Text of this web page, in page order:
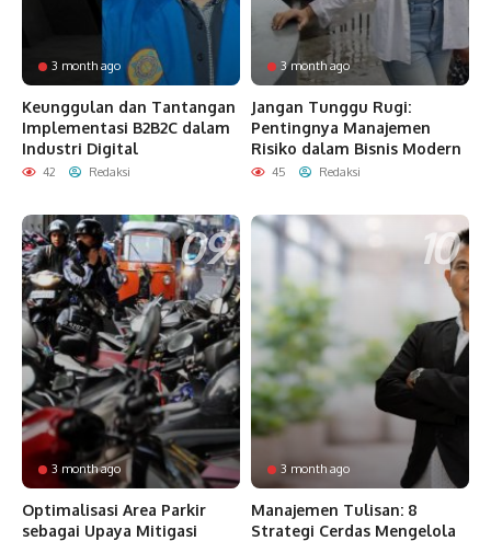
3 month ago
Keunggulan dan Tantangan
Implementasi B2B2C dalam
Industri Digital
42 Redaksi
3 month ago
Jangan Tunggu Rugi:
Pentingnya Manajemen
Risiko dalam Bisnis Modern
45 Redaksi
3 month ago
Optimalisasi Area Parkir
sebagai Upaya Mitigasi
3 month ago
Manajemen Tulisan: 8
Strategi Cerdas Mengelola